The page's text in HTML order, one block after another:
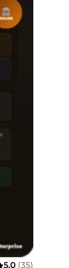
5,0 (35)